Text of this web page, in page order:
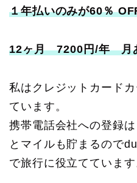
１年払いのみが60％
12ヶ月 7200円/年 月
私はクレジットカード
ています。
携帯電話会社への登録は
とマイルも貯まるので
で旅行に役立てています